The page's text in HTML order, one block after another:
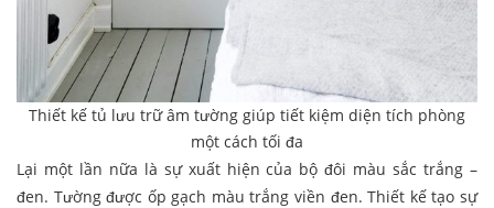
Thiết kế tủ lưu trữ âm tường giúp tiết kiệm diện tích phòng
một cách tối đa
Lại một lần nữa là sự xuất hiện của bộ đôi màu sắc trắng –
đen. Tường được ốp gạch màu trắng viền đen. Thiết kế tạo sự